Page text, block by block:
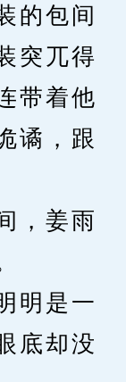
包间
突兀得
带着他
谲，跟
，姜雨
明是一
底却没